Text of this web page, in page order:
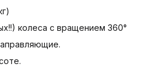
колеса с вращением 360°